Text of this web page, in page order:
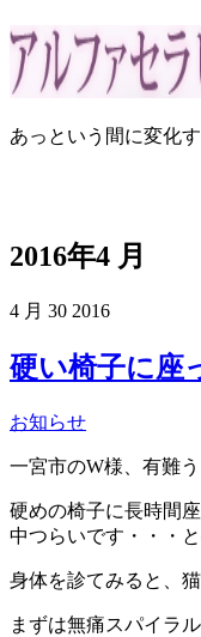
あっという間に変化
2016年4 月
4 月 30 2016
硬い椅子に座
お知らせ
一宮市のW様、有難う
硬めの椅子に長時間
中つらいです・・・
身体を診てみると、
まずは無痛スパイラ